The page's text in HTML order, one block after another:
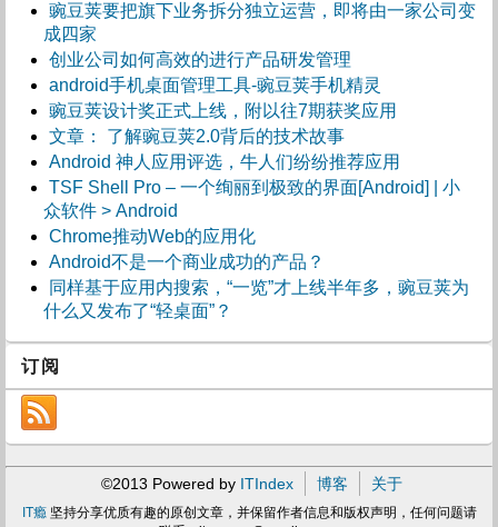
豌豆荚要把旗下业务拆分独立运营，即将由一家公司变
成四家
创业公司如何高效的进行产品研发管理
android手机桌面管理工具-豌豆荚手机精灵
豌豆荚设计奖正式上线，附以往7期获奖应用
文章： 了解豌豆荚2.0背后的技术故事
Android 神人应用评选，牛人们纷纷推荐应用
TSF Shell Pro – 一个绚丽到极致的界面[Android] | 小
众软件 > Android
Chrome推动Web的应用化
Android不是一个商业成功的产品？
同样基于应用内搜索，“一览”才上线半年多，豌豆荚为
什么又发布了“轻桌面”？
订阅
©2013 Powered by ITIndex 博客 关于
IT瘾坚持分享优质有趣的原创文章，并保留作者信息和版权声明，任何问题请